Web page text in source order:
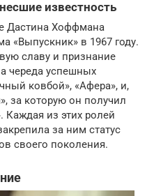
известность
Дастина Хоффмана
«Выпускник» в 1967 году.
славу и признание
череда успешных
ковбой», «Афера», и,
за которую он получил
из этих ролей
за ним статус
своего поколения.